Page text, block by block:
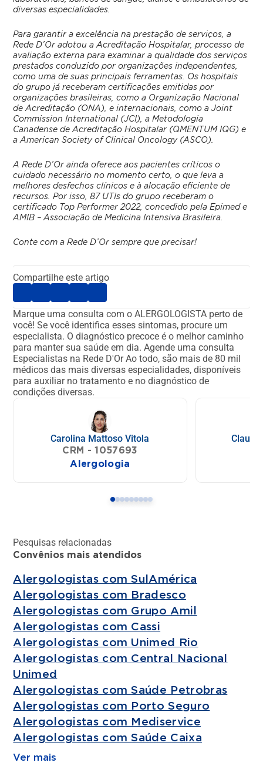
diversas especialidades.
Para garantir a excelência na prestação de serviços, a
Rede D’Or adotou a Acreditação Hospitalar, processo de
avaliação externa para examinar a qualidade dos serviços
prestados conduzido por organizações independentes,
como uma de suas principais ferramentas. Os hospitais
do grupo já receberam certificações emitidas por
organizações brasileiras, como a Organização Nacional
de Acreditação (ONA), e internacionais, como a Joint
Commission International (JCI), a Metodologia
Canadense de Acreditação Hospitalar (QMENTUM IQG) e
a American Society of Clinical Oncology (ASCO).
A Rede D’Or ainda oferece aos pacientes críticos o
cuidado necessário no momento certo, o que leva a
melhores desfechos clínicos e à alocação eficiente de
recursos. Por isso, 87 UTIs do grupo receberam o
certificado Top Performer 2022, concedido pela Epimed e
AMIB – Associação de Medicina Intensiva Brasileira.
Conte com a Rede D’Or sempre que precisar!
Compartilhe este artigo
Marque uma consulta com o ALERGOLOGISTA perto de
você!Se você identifica esses sintomas, procure um
especialista. O diagnóstico precoce é o melhor caminho
para manter sua saúde em dia.Agende uma consulta
Especialistas na Rede D'OrAo todo, são mais de 80 mil
médicos das mais diversas especialidades, disponíveis
para auxiliar no tratamento e no diagnóstico de
condições diversas.
Carolina Mattoso Vitola
CRM - 1057693
Alergologia
Pesquisas relacionadas
Convênios mais atendidos
Alergologistas com SulAmérica
Alergologistas com Bradesco
Alergologistas com Grupo Amil
Alergologistas com Cassi
Alergologistas com Unimed Rio
Alergologistas com Central Nacional
Unimed
Alergologistas com Saúde Petrobras
Alergologistas com Porto Seguro
Alergologistas com Mediservice
Alergologistas com Saúde Caixa
Ver mais